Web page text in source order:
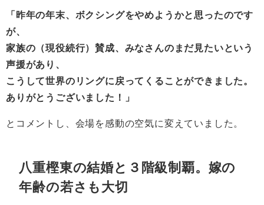
「昨年の年末、ボクシングをやめようかと思ったのです
が、
家族の（現役続行）賛成、みなさんのまだ見たいという
声援があり、
こうして世界のリングに戻ってくることができました。
ありがとうございました！」
とコメントし、会場を感動の空気に変えていました。
八重樫東の結婚と３階級制覇。嫁の
年齢の若さも大切